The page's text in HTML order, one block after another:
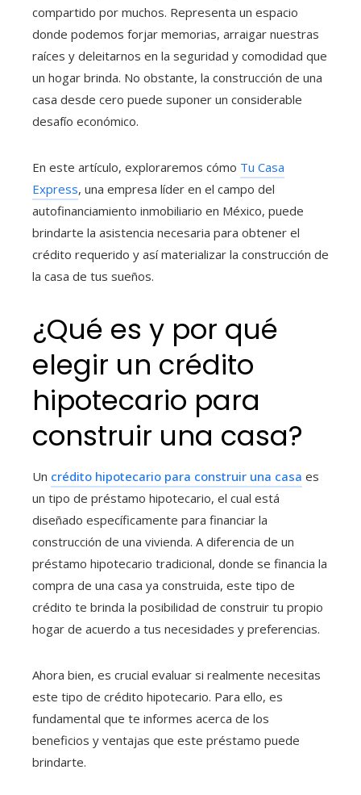
compartido por muchos. Representa un espacio
donde podemos forjar memorias, arraigar nuestras
raíces y deleitarnos en la seguridad y comodidad que
un hogar brinda. No obstante, la construcción de una
casa desde cero puede suponer un considerable
desafío económico.
En este artículo, exploraremos cómo Tu Casa
Express, una empresa líder en el campo del
autofinanciamiento inmobiliario en México, puede
brindarte la asistencia necesaria para obtener el
crédito requerido y así materializar la construcción de
la casa de tus sueños.
¿Qué es y por qué
elegir un crédito
hipotecario para
construir una casa?
Un crédito hipotecario para construir una casa es
un tipo de préstamo hipotecario, el cual está
diseñado específicamente para financiar la
construcción de una vivienda. A diferencia de un
préstamo hipotecario tradicional, donde se financia la
compra de una casa ya construida, este tipo de
crédito te brinda la posibilidad de construir tu propio
hogar de acuerdo a tus necesidades y preferencias.
Ahora bien, es crucial evaluar si realmente necesitas
este tipo de crédito hipotecario. Para ello, es
fundamental que te informes acerca de los
beneficios y ventajas que este préstamo puede
brindarte.